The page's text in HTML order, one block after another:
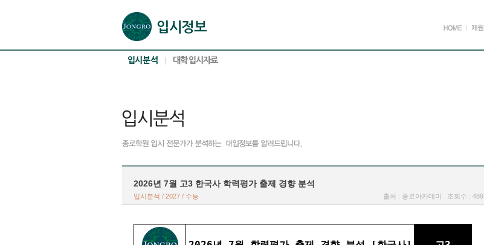
2026년 7월 고3 한국사 학력평가 출제 경향 분석
입시분석 / 2027 / 수능 출처 : 종로아카데미 조회수 : 489